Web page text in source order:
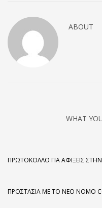
ABOUT
WHAT
ΠΡΩΤΌΚΟΛΛΟ ΓΙΑ ΑΦΊΞΕΙΣ
ΠΡΟΣΤΑΣΊΑ ΜΕ ΤΟ ΝΈΟ ΝΌΜΟ